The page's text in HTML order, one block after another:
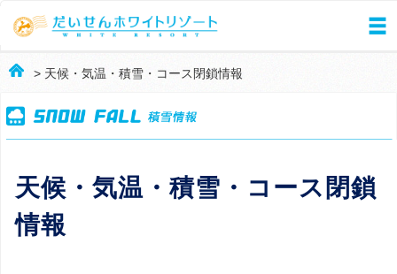
> 天候・気温・積雪・コース閉鎖情報
天候・気温・積雪・コース閉鎖
情報